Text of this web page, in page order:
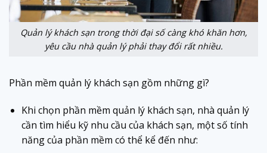
Quản lý khách sạn trong thời đại số càng khó khăn hơn,
yêu cầu nhà quản lý phải thay đổi rất nhiều.
Phần mềm quản lý khách sạn gồm những gì?
Khi chọn phần mềm quản lý khách sạn, nhà quản lý
cần tìm hiểu kỹ nhu cầu của khách sạn, một số tính
năng của phần mềm có thể kể đến như: